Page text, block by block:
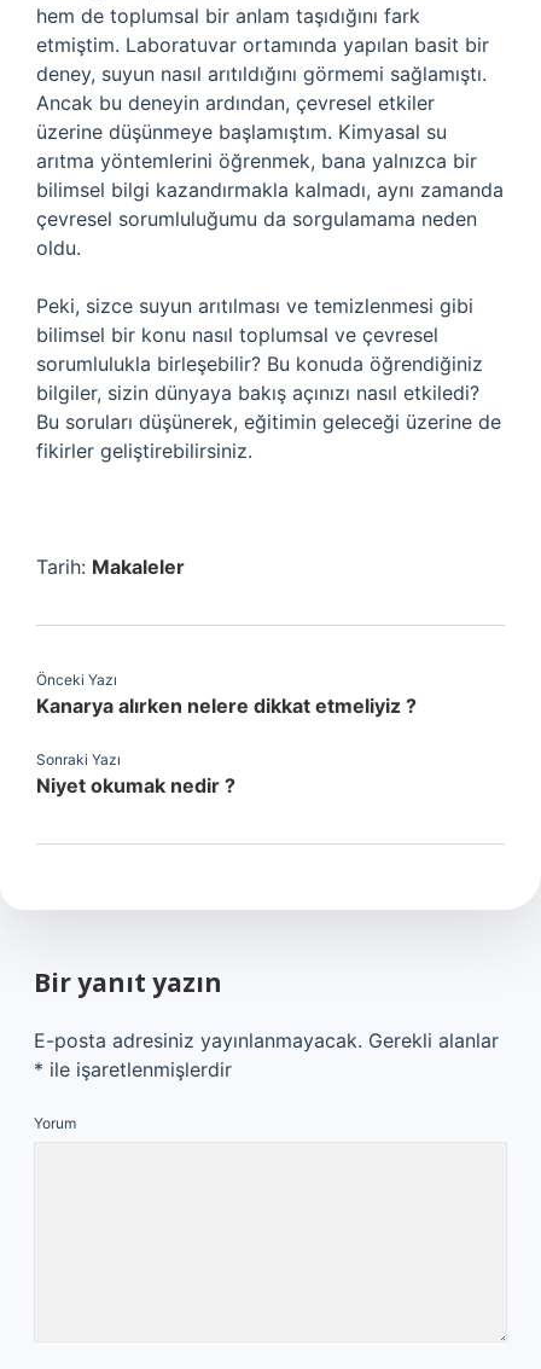
hem de toplumsal bir anlam taşıdığını fark
etmiştim. Laboratuvar ortamında yapılan basit bir
deney, suyun nasıl arıtıldığını görmemi sağlamıştı.
Ancak bu deneyin ardından, çevresel etkiler
üzerine düşünmeye başlamıştım. Kimyasal su
arıtma yöntemlerini öğrenmek, bana yalnızca bir
bilimsel bilgi kazandırmakla kalmadı, aynı zamanda
çevresel sorumluluğumu da sorgulamama neden
oldu.
Peki, sizce suyun arıtılması ve temizlenmesi gibi
bilimsel bir konu nasıl toplumsal ve çevresel
sorumlulukla birleşebilir? Bu konuda öğrendiğiniz
bilgiler, sizin dünyaya bakış açınızı nasıl etkiledi?
Bu soruları düşünerek, eğitimin geleceği üzerine de
fikirler geliştirebilirsiniz.
Tarih: Makaleler
Önceki Yazı
Kanarya alırken nelere dikkat etmeliyiz ?
Sonraki Yazı
Niyet okumak nedir ?
Bir yanıt yazın
E-posta adresiniz yayınlanmayacak. Gerekli alanlar
* ile işaretlenmişlerdir
Yorum